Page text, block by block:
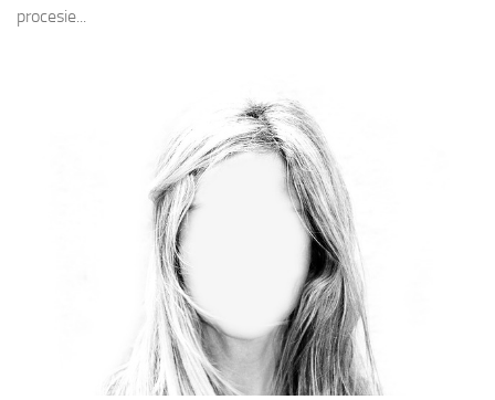
procesie...